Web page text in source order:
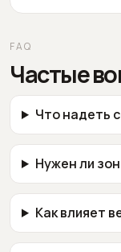
FAQ
Частые
Что надеть
Нужен ли
Как влияет